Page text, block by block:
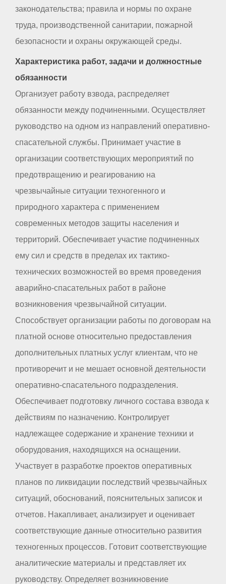
законодательства; правила и нормы по охране
труда, производственной санитарии, пожарной
безопасности и охраны окружающей среды.
Характеристика работ, задачи и должностные
обязанности
Организует работу взвода, распределяет
обязанности между подчиненными. Осуществляет
руководство на одном из направлений оперативно-
спасательной службы. Принимает участие в
организации соответствующих мероприятий по
предотвращению и реагированию на
чрезвычайные ситуации техногенного и
природного характера с применением
современных методов защиты населения и
территорий. Обеспечивает участие подчиненных
ему сил и средств в пределах их тактико-
технических возможностей во время проведения
аварийно-спасательных работ в районе
возникновения чрезвычайной ситуации.
Способствует организации работы по договорам на
платной основе относительно предоставления
дополнительных платных услуг клиентам, что не
противоречит и не мешает основной деятельности
оперативно-спасательного подразделения.
Обеспечивает подготовку личного состава взвода к
действиям по назначению. Контролирует
надлежащее содержание и хранение техники и
оборудования, находящихся на оснащении.
Участвует в разработке проектов оперативных
планов по ликвидации последствий чрезвычайных
ситуаций, обоснований, пояснительных записок и
отчетов. Накапливает, анализирует и оценивает
соответствующие данные относительно развития
техногенных процессов. Готовит соответствующие
аналитические материалы и представляет их
руководству. Определяет возникновение